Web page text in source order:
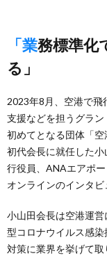
「業務標準化で負荷軽減、持続可能性高め
る」
2023年8月、空港で飛
支援などを担うグラ
初めてとなる団体「空
初代会長に就任した
行役員、ANAエアポ
オンラインのインタビ
小山田会長は空港運
型コロナウイルス感
対策に業界を挙げて